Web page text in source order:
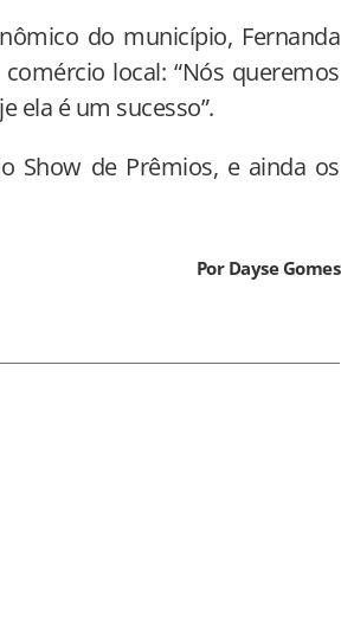
do município, Fernanda
local: “Nós queremos
ela é um sucesso”.
Show de Prêmios, e ainda os
Por Dayse Gomes